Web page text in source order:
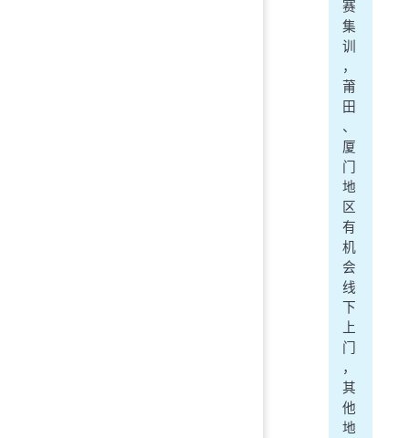
赛
集
训
，
莆
田
、
厦
门
地
区
有
机
会
线
下
上
门
，
其
他
地